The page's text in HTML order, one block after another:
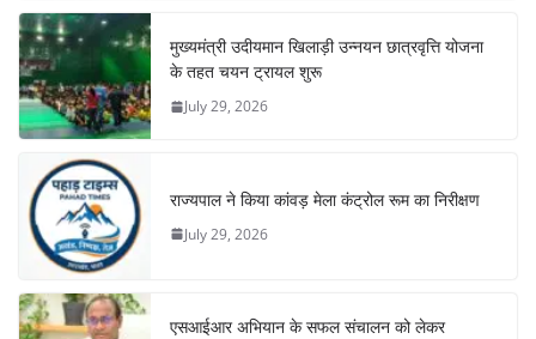
मुख्यमंत्री उदीयमान खिलाड़ी उन्नयन छात्रवृत्ति योजना
के तहत चयन ट्रायल शुरू
July 29, 2026
राज्यपाल ने किया कांवड़ मेला कंट्रोल रूम का निरीक्षण
July 29, 2026
एसआईआर अभियान के सफल संचालन को लेकर